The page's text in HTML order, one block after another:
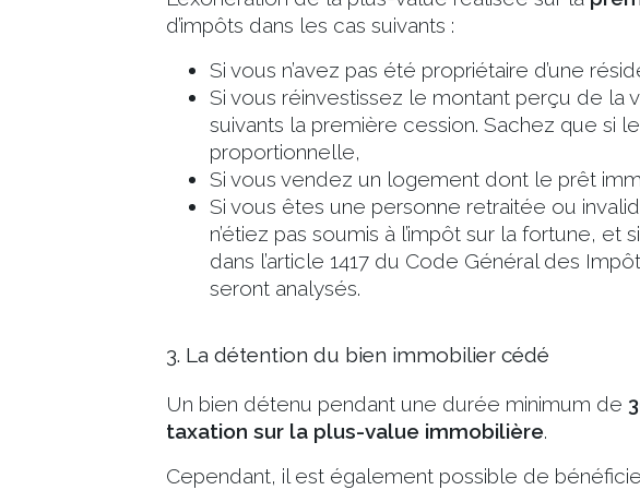
d’impôts dans les cas suivants :
Si vous n’avez pas été propriétaire d’une
Si vous réinvestissez le montant perçu de la
suivants la première cession. Sachez que si
proportionnelle,
Si vous vendez un logement dont le prêt
Si vous êtes une personne retraitée ou
n’étiez pas soumis à l’impôt sur la fortune,
dans l’article 1417 du Code Général des
seront analysés.
3. La détention du bien immobilier cédé
Un bien détenu pendant une durée minimum de
taxation sur la plus-value immobilière.
Cependant, il est également possible de